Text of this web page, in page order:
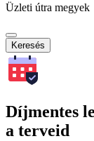
Üzleti útra megyek
Keresés
Díjmentes
a terveid